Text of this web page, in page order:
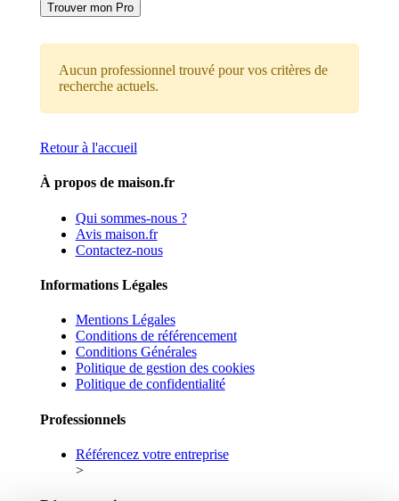
Trouver mon Pro
Aucun professionnel trouvé pour vos critères de
recherche actuels.
Retour à l'accueil
À propos de maison.fr
Qui sommes-nous ?
Avis maison.fr
Contactez-nous
Informations Légales
Mentions Légales
Conditions de référencement
Conditions Générales
Politique de gestion des cookies
Politique de confidentialité
Professionnels
Référencez votre entreprise
>